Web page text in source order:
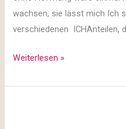
wachsen, sie lässt mich Ich
verschiedenen ICHAnteilen,
Weiterlesen »